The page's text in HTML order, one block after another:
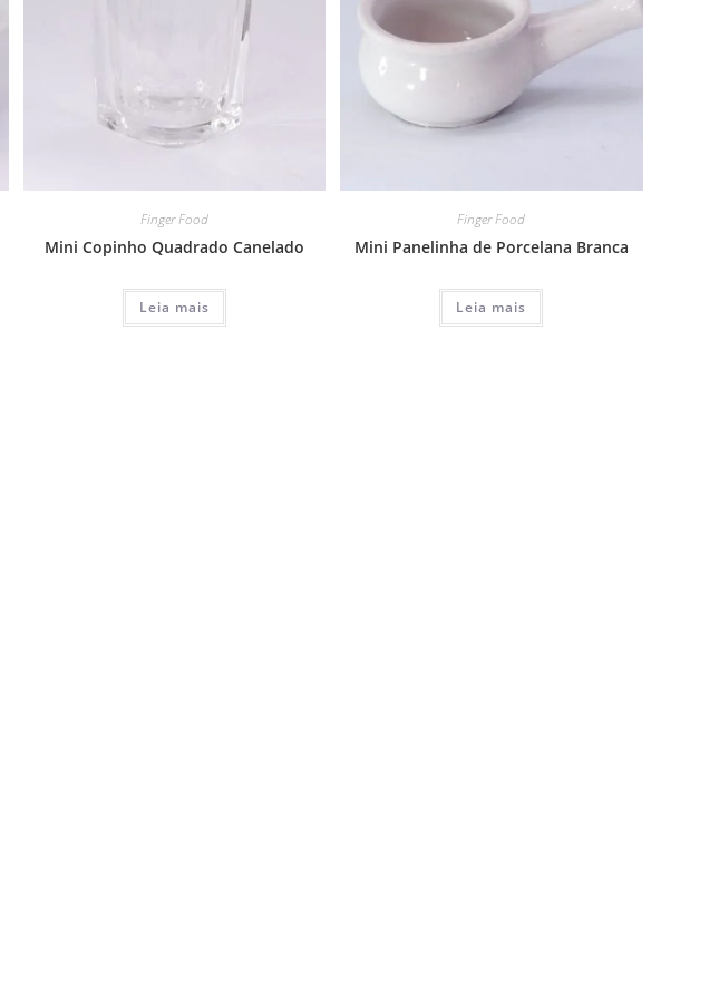
Finger Food
Mini Copinho Quadrado Canelado
Leia mais
Finger Food
Mini Panelinha de Porcelana Branca
Leia mais